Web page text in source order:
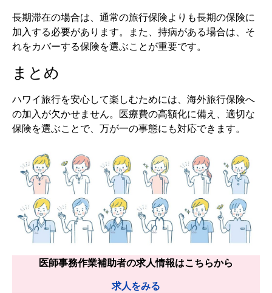
長期滞在の場合は、通常の旅行保険よりも長期の保険に
加入する必要があります。また、持病がある場合は、そ
れをカバーする保険を選ぶことが重要です。
まとめ
ハワイ旅行を安心して楽しむためには、海外旅行保険へ
の加入が欠かせません。医療費の高額化に備え、適切な
保険を選ぶことで、万が一の事態にも対応できます。
医師事務作業補助者の求人情報はこちらから
求人をみる